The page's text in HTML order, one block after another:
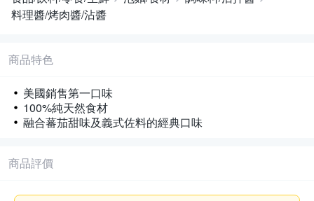
料理醬/烤肉醬/沾醬
商品特色
美國銷售第一口味
100%純天然食材
融合蕃茄甜味及義式佐料的經典口味
商品評價